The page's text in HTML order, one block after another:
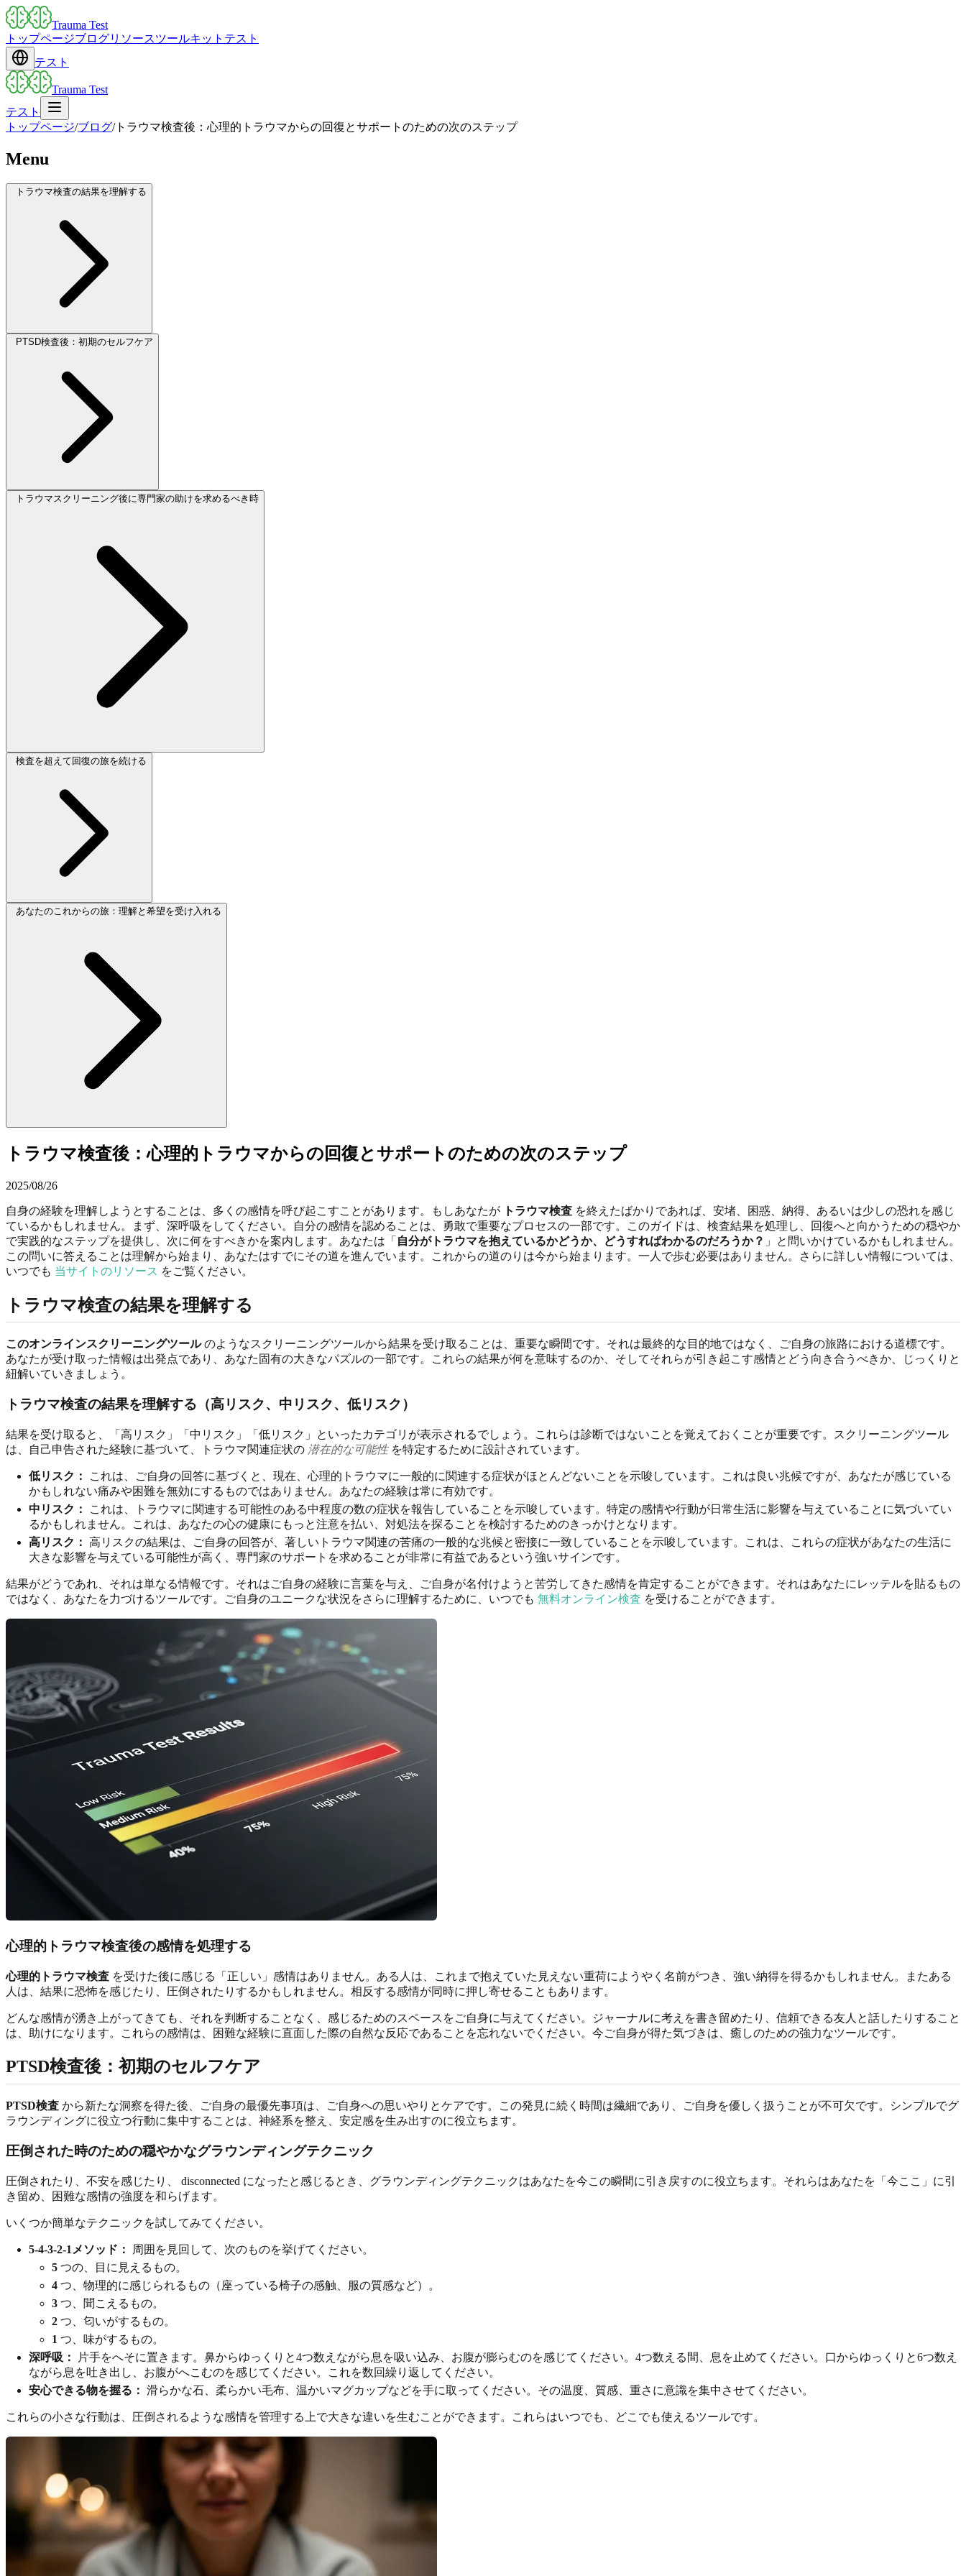
Trauma Test
トップページブログリソースツールキット テスト
テスト
Trauma Test
テスト
トップページ/ブログ/トラウマ検査後：心理的トラウマからの回復とサポートのための次のステップ
Menu
トラウマ検査の結果を理解する
PTSD検査後：初期のセルフケア
トラウマスクリーニング後に専門家の助けを求めるべき時
検査を超えて回復の旅を続ける
あなたのこれからの旅：理解と希望を受け入れる
トラウマ検査後：心理的トラウマからの回復とサポートのための次のステップ
2025/08/26
自身の経験を理解しようとすることは、多くの感情を呼び起こすことがあります。もしあなたが トラウマ検査 を終えたばかりであれば、安堵、困惑、納得、あるいは少しの恐れを感じ
ているかもしれません。まず、深呼吸をしてください。自分の感情を認めることは、勇敢で重要なプロセスの一部です。このガイドは、検査結果を処理し、回復へと向かうための穏やか
で実践的なステップを提供し、次に何をすべきかを案内します。あなたは「 自分がトラウマを抱えているかどうか、どうすればわかるのだろうか？ 」と問いかけているかもしれません。
この問いに答えることは理解から始まり、あなたはすでにその道を進んでいます。これからの道のりは今から始まります。一人で歩む必要はありません。さらに詳しい情報については、
いつでも 当サイトのリソース をご覧ください。
トラウマ検査の結果を理解する
このオンラインスクリーニングツールのようなスクリーニングツールから結果を受け取ることは、重要な瞬間です。それは最終的な目的地ではなく、ご自身の旅路における道標です。
あなたが受け取った情報は出発点であり、あなた固有の大きなパズルの一部です。これらの結果が何を意味するのか、そしてそれらが引き起こす感情とどう向き合うべきか、じっくりと
紐解いていきましょう。
トラウマ検査の結果を理解する（高リスク、中リスク、低リスク）
結果を受け取ると、「高リスク」「中リスク」「低リスク」といったカテゴリが表示されるでしょう。これらは診断ではないことを覚えておくことが重要です。スクリーニングツール
は、自己申告された経験に基づいて、トラウマ関連症状の 潜在的な可能性を特定するために設計されています。
低リスク：
これは、ご自身の回答に基づくと、現在、心理的トラウマに一般的に関連する症状がほとんどないことを示唆しています。これは良い兆候ですが、あなたが感じている
かもしれない痛みや困難を無効にするものではありません。あなたの経験は常に有効です。
中リスク：
これは、トラウマに関連する可能性のある中程度の数の症状を報告していることを示唆しています。特定の感情や行動が日常生活に影響を与えていることに気づいてい
るかもしれません。これは、あなたの心の健康にもっと注意を払い、対処法を探ることを検討するためのきっかけとなります。
高リスク： 高リスクの結果は、ご自身の回答が、著しいトラウマ関連の苦痛の一般的な兆候と密接に一致していることを示唆しています。これは、これらの症状があなたの生活に
大きな影響を与えている可能性が高く、専門家のサポートを求めることが非常に有益であるという強いサインです。
結果がどうであれ、それは単なる情報です。それはご自身の経験に言葉を与え、ご自身が名付けようと苦労してきた感情を肯定することができます。それはあなたにレッテルを貼るもの
ではなく、あなたを力づけるツールです。ご自身のユニークな状況をさらに理解するために、いつでも 無料オンライン検査 を受けることができます。
心理的トラウマ検査後の感情を処理する
心理的トラウマ検査 を受けた後に感じる「正しい」感情はありません。ある人は、これまで抱えていた見えない重荷にようやく名前がつき、強い納得を得るかもしれません。またある
人は、結果に恐怖を感じたり、圧倒されたりするかもしれません。相反する感情が同時に押し寄せることもあります。
どんな感情が湧き上がってきても、それを判断することなく、感じるためのスペースをご自身に与えてください。ジャーナルに考えを書き留めたり、信頼できる友人と話したりすること
は、助けになります。これらの感情は、困難な経験に直面した際の自然な反応であることを忘れないでください。今ご自身が得た気づきは、癒しのための強力なツールです。
PTSD検査後：初期のセルフケア
PTSD検査 から新たな洞察を得た後、ご自身の最優先事項は、ご自身への思いやりとケアです。この発見に続く時間は繊細であり、ご自身を優しく扱うことが不可欠です。シンプルでグ
ラウンディングに役立つ行動に集中することは、神経系を整え、安定感を生み出すのに役立ちます。
圧倒された時のための穏やかなグラウンディングテクニック
圧倒されたり、不安を感じたり、 disconnected になったと感じるとき、グラウンディングテクニックはあなたを今この瞬間に引き戻すのに役立ちます。それらはあなたを「今ここ」に引
き留め、困難な感情の強度を和らげます。
いくつか簡単なテクニックを試してみてください。
5-4-3-2-1メソッド：
周囲を見回して、次のものを挙げてください。
5 つの、目に見えるもの。
4 つ、物理的に感じられるもの（座っている椅子の感触、服の質感など）。
3 つ、聞こえるもの。
2 つ、匂いがするもの。
1 つ、味がするもの。
深呼吸：
片手をへそに置きます。鼻からゆっくりと4つ数えながら息を吸い込み、お腹が膨らむのを感じてください。4つ数える間、息を止めてください。口からゆっくりと6つ数え
ながら息を吐き出し、お腹がへこむのを感じてください。これを数回繰り返してください。
安心できる物を握る： 滑らかな石、柔らかい毛布、温かいマグカップなどを手に取ってください。その温度、質感、重さに意識を集中させてください。
これらの小さな行動は、圧倒されるような感情を管理する上で大きな違いを生むことができます。これらはいつでも、どこでも使えるツールです。